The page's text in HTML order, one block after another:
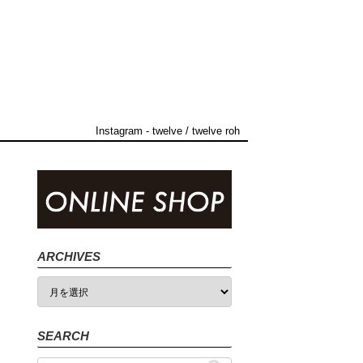
Instagram - twelve / twelve roh
ARCHIVES
SEARCH